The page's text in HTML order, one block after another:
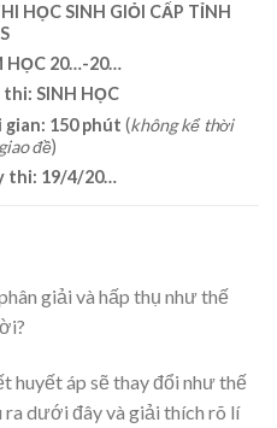
HỌC SINH GIỎI CẤP TỈNH
HỌC 20…-20…
SINH HỌC
gian: 150 phút (không kể thời
đề)
thi: 19/4/20…
giải và hấp thụ như thế
huyết áp sẽ thay đổi như thế
dưới đây và giải thích rõ lí